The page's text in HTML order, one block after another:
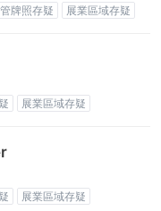
牌照存疑
展業區域存疑
展業區域存疑
展業區域存疑